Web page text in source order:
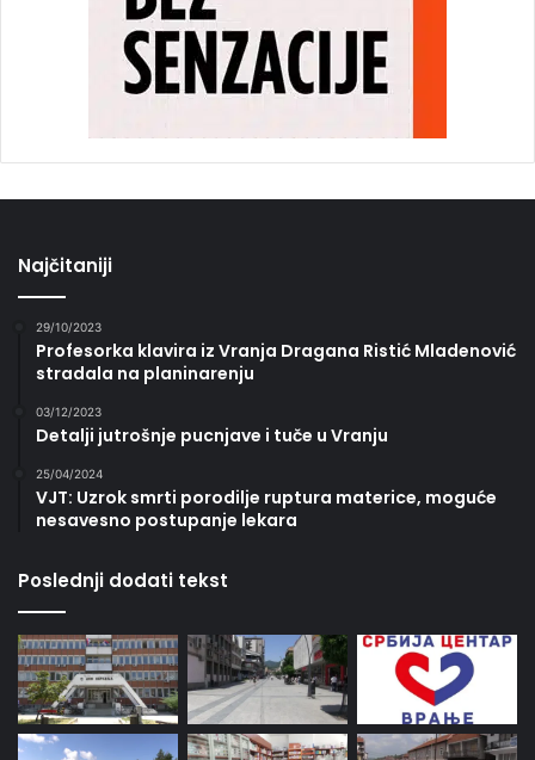
Najčitaniji
29/10/2023
Profesorka klavira iz Vranja Dragana Ristić Mladenović
stradala na planinarenju
03/12/2023
Detalji jutrošnje pucnjave i tuče u Vranju
25/04/2024
VJT: Uzrok smrti porodilje ruptura materice, moguće
nesavesno postupanje lekara
Poslednji dodati tekst